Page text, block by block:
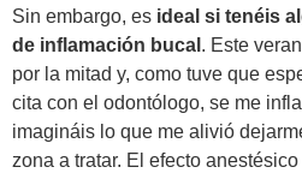
Sin embargo, es ideal si tenéis
de inflamación bucal . Este
por la mitad y, como tuve que
cita con el odontólogo, se me
imagináis lo que me alivió
zona a tratar. El efecto